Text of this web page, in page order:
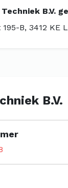
B.V.
B, 3412 KE
B.V.